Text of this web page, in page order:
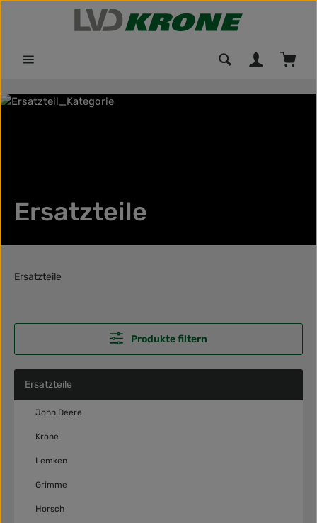
Zum Hauptinhalt springen
Ersatzteile
Ersatzteile
Produkte filtern
Ersatzteile
John Deere
Krone
Lemken
Grimme
Horsch